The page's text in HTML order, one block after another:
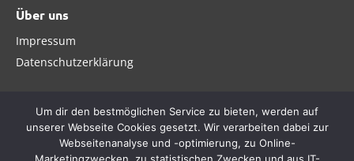
Über uns
Impressum
Datenschutzerklärung
Um dir den bestmöglichen Service zu bieten, werden auf
unserer Webseite Cookies gesetzt. Wir verarbeiten dabei zur
Webseitenanalyse und -optimierung, zu Online-